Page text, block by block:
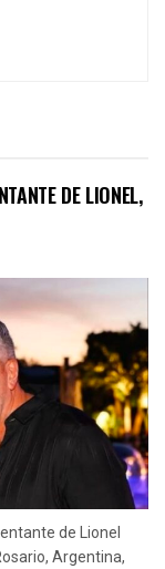
DE LIONEL,
de Lionel
Argentina,